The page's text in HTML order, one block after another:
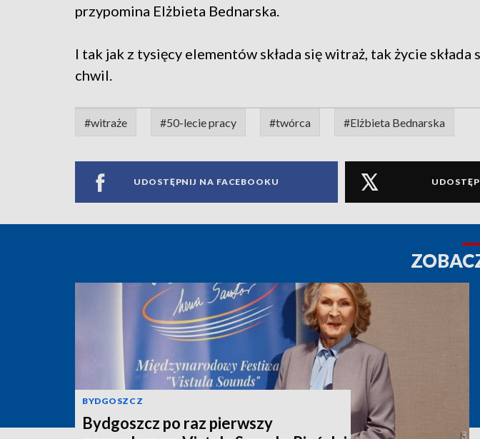
przypomina Elżbieta Bednarska.
I tak jak z tysięcy elementów składa się witraż, tak życie składa
chwil.
#witraże #50-lecie pracy #twórca #Elżbieta Bednarska
UDOSTĘPNIJ NA FACEBOOKU
BYDGOSZCZ
Bydgoszcz po raz pierwszy